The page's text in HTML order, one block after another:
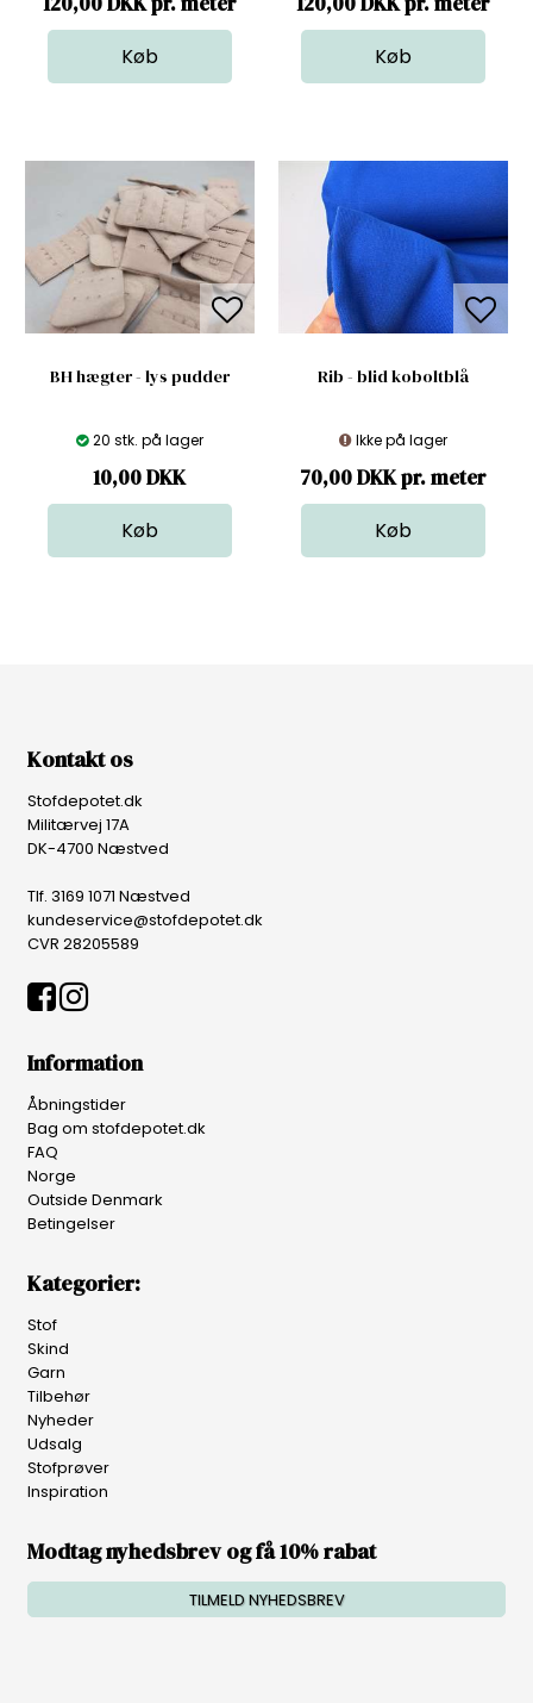
BH hægter - lys pudder
20 stk. på lager
10,00DKK
Rib - blid koboltblå
Ikke på lager
70,00 DKK pr. meter
Kontakt os
Stofdepotet.dk
Militærvej 17A
DK-4700 Næstved
Tlf. 3169 1071 Næstved
kundeservice@stofdepotet.dk
CVR 28205589
Information
Åbningstider
Bag om stofdepotet.dk
FAQ
Norge
Outside Denmark
Betingelser
Kategorier:
Stof
Skind
Garn
Tilbehør
Nyheder
Udsalg
Stofprøver
Inspiration
Modtag nyhedsbrev og få 10% rabat
TILMELD NYHEDSBREV